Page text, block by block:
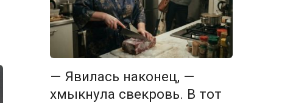
— Явилась наконец, —
хмыкнула свекровь. В тот